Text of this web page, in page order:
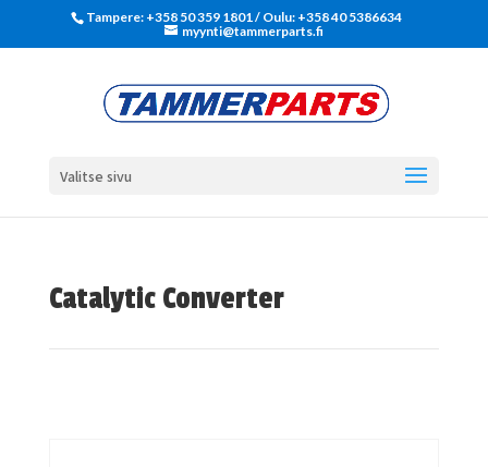
Tampere: +358 50 359 1801‬ / Oulu: +358 40 5386634
myynti@tammerparts.fi
Valitse sivu
Catalytic Converter